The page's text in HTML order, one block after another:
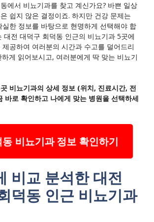
에서 비뇨기과를 찾고 계신가요? 바쁜 일상
쉽지 않은 결정이죠. 하지만 건강 문제는
실한 정보를 바탕으로 현명하게 선택해야 합
대전 대덕구 회덕동 인근의 비뇨기과 5곳에
공하여 여러분의 시간과 수고를 덜어드리
게 읽어보시고, 여러분에게 딱 맞는 비뇨기
비뇨기과의 상세 정보 (위치, 진료시간, 전
바로 확인하고 나에게 맞는 병원을 선택하세
비뇨기과 정보 확인하기
비교 분석한 대전
덕동 인근 비뇨기과